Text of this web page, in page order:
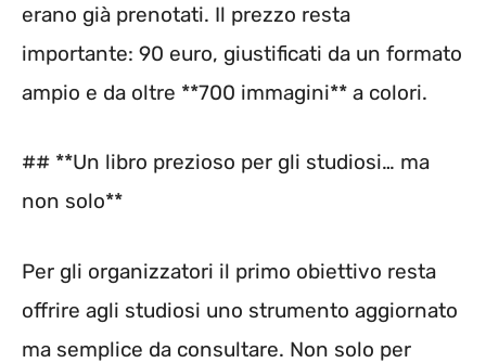
erano già prenotati. Il prezzo resta
importante: 90 euro, giustificati da un formato
ampio e da oltre **700 immagini** a colori.
## **Un libro prezioso per gli studiosi… ma
non solo**
Per gli organizzatori il primo obiettivo resta
offrire agli studiosi uno strumento aggiornato
ma semplice da consultare. Non solo per